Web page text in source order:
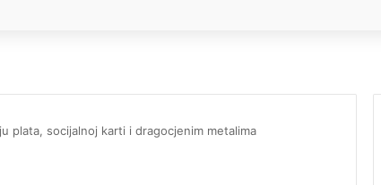
plata, socijalnoj karti i dragocjenim metalima